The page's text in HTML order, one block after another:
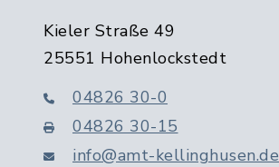
Kieler Straße 49
25551 Hohenlockstedt
04826 30-0
04826 30-15
info@amt-kellinghusen.de